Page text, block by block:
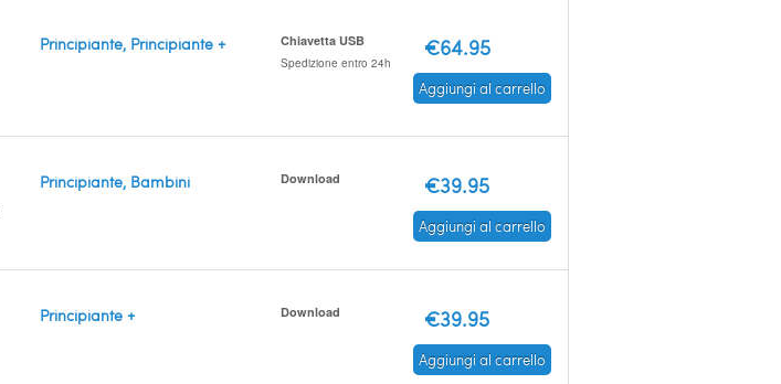
Principiante, Principiante + Chiavetta USB
Spedizione entro 24h
€64.95
Aggiungi al carrello
Principiante, Bambini Download €39.95
Aggiungi al carrello
Principiante + Download €39.95
Aggiungi al carrello